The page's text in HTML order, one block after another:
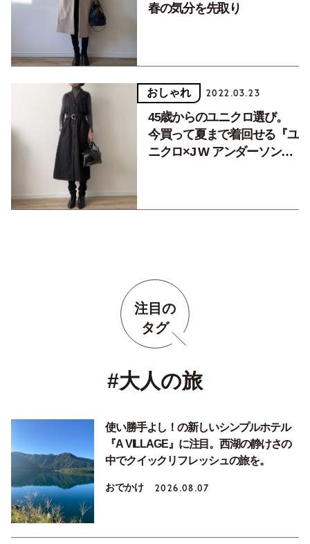
春の気分を先取り
おしゃれ 2022.03.23
45歳からのユニクロ選び。
今買って夏まで着回せる『ユ
ニクロ×J W アンダーソン』
注目の
タグ
#大人の旅
使い勝手よし！の新しいシンプルホテル
『A VILLAGE』に注目。西湖の静けさの
中でクイックリフレッシュの旅を。
おでかけ 2026.08.07